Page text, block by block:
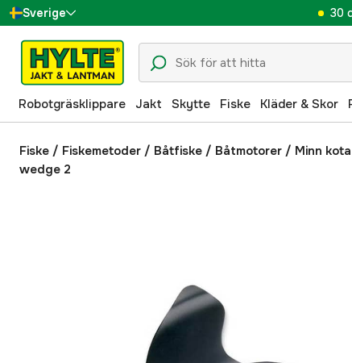
Sverige
Danmark
Suomi
Norge
Deutschland
30
Robotgräsklippare Jakt Skytte Fiske Kläder & Skor
Fiske / Fiskemetoder / Båtfiske / Båtmotorer / Minn
wedge 2